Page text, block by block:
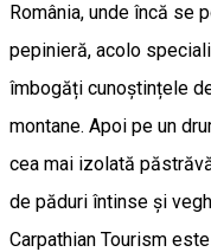
România, unde încă se
pepinieră, acolo
îmbogăți cunoștințele
montane. Apoi pe un
cea mai izolată
de păduri întinse și
Carpathian Tourism